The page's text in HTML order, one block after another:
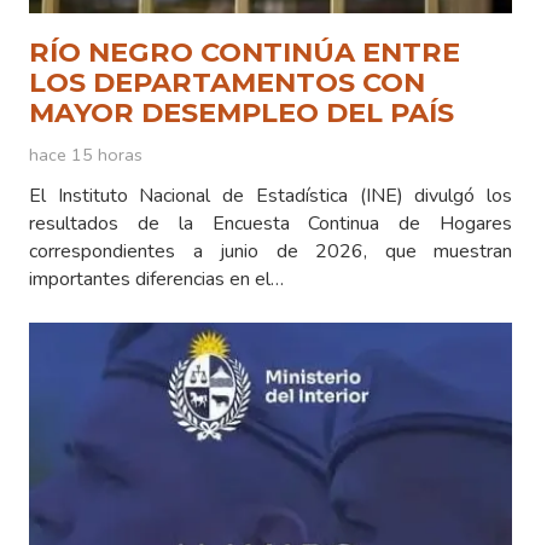
RÍO NEGRO CONTINÚA ENTRE
LOS DEPARTAMENTOS CON
MAYOR DESEMPLEO DEL PAÍS
hace 15 horas
El Instituto Nacional de Estadística (INE) divulgó los
resultados de la Encuesta Continua de Hogares
correspondientes a junio de 2026, que muestran
importantes diferencias en el…